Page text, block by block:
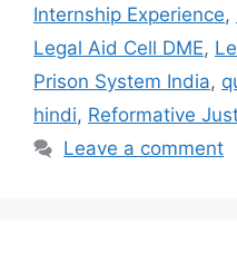
Internship Experience,
Legal Aid Cell DME,
Prison System India,
hindi, Reformative
Leave a comment